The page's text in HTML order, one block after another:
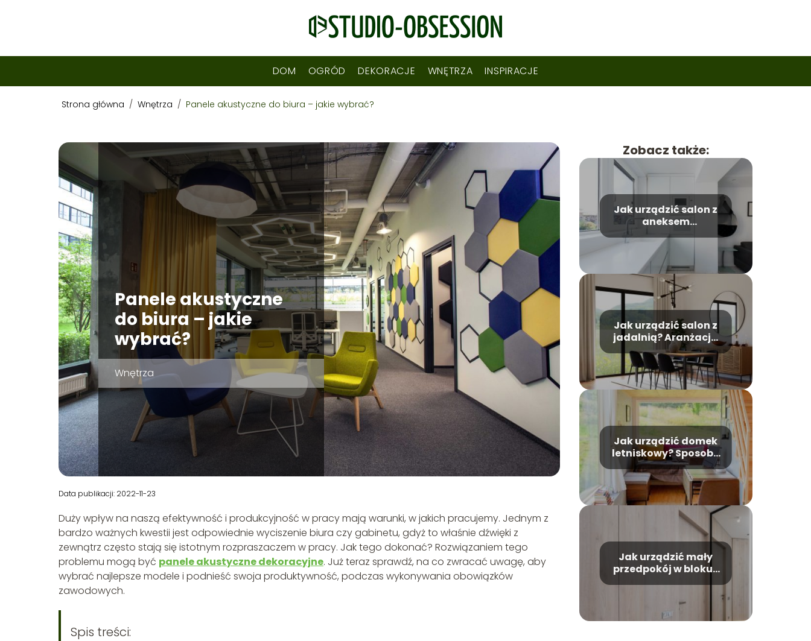
DOM OGRÓD DEKORACJE WNĘTRZA INSPIRACJE
Strona główna / Wnętrza / Panele akustyczne do biura – jakie wybrać?
Panele akustyczne
do biura – jakie
wybrać?
Wnętrza
Data publikacji: 2022-11-23
Duży wpływ na naszą efektywność i produkcyjność w pracy mają warunki, w jakich pracujemy. Jednym z
bardzo ważnych kwestii jest odpowiednie wyciszenie biura czy gabinetu, gdyż to właśnie dźwięki z
zewnątrz często stają się istotnym rozpraszaczem w pracy. Jak tego dokonać? Rozwiązaniem tego
problemu mogą być panele akustyczne dekoracyjne. Już teraz sprawdź, na co zwracać uwagę, aby
wybrać najlepsze modele i podnieść swoja produktywność, podczas wykonywania obowiązków
zawodowych.
Spis treści:
Zobacz także:
Jak urządzić salon z
aneksem
kuchennym? Sposoby
na aneks kuchenny
Jak urządzić salon z
jadalnią? Aranżacja
jadalni
Jak urządzić domek
letniskowy? Sposoby
na drewniany domek
letniskowy
Jak urządzić mały
przedpokój w bloku?